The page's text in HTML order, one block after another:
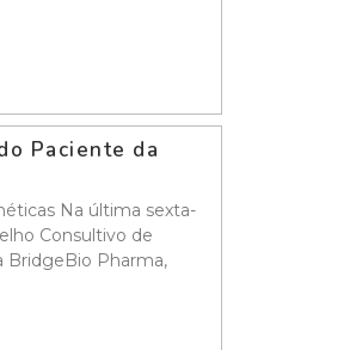
Paciente da
Na última sexta-
Consultivo de
BridgeBio Pharma,